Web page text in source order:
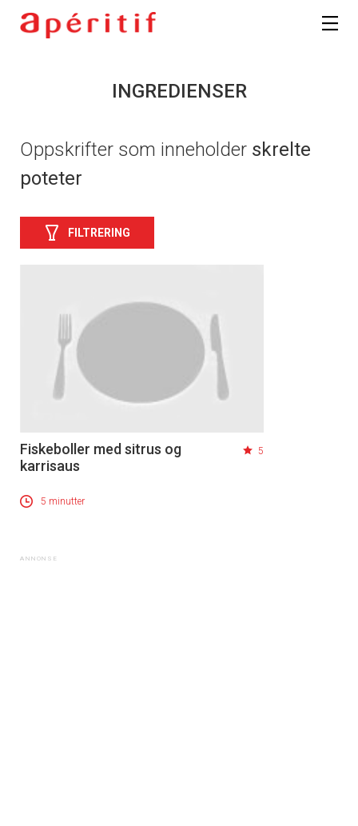
INGREDIENSER
Oppskrifter som inneholder skrelte
poteter
FILTRERING
Fiskeboller med sitrus og
karrisaus
5
5 minutter